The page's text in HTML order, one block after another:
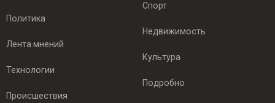
Политика
Лента мнений
Технологии
Происшествия
Спорт
Недвижимость
Культура
Подробно